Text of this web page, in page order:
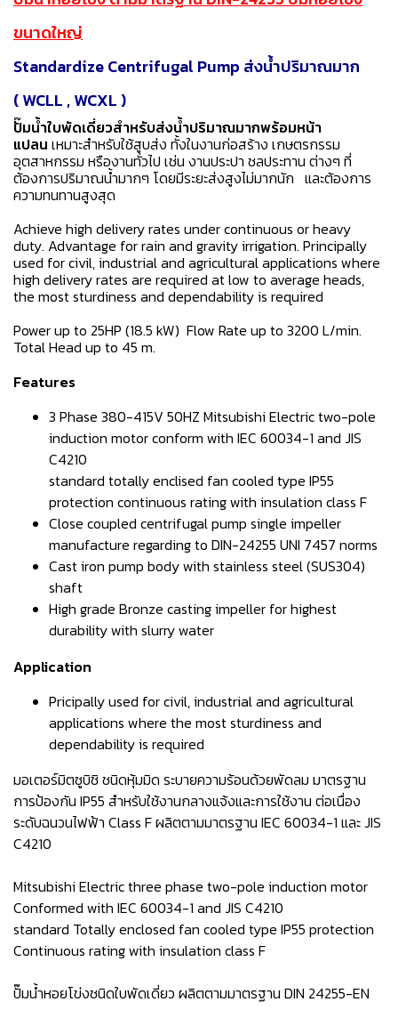
ขนาดใหญ่
Standardize Centrifugal Pump ส่งน้ำปริมาณมาก
( WCLL , WCXL )
ปั๊มน้ำใบพัดเดี่ยวสำหรับส่งน้ำปริมาณมากพร้อมหน้า
แปลน เหมาะสำหรับใช้สูบส่ง ทั้งในงานก่อสร้าง เกษตรกรรม
อุตสาหกรรม หรืองานทั่วไป เช่น งานประปา ชลประทาน ต่างๆ ที่
ต้องการปริมาณน้ำมากๆ โดยมีระยะส่งสูงไม่มากนัก และต้องการ
ความทนทานสูงสุด
Achieve high delivery rates under continuous or heavy
duty. Advantage for rain and gravity irrigation. Principally
used for civil, industrial and agricultural applications where
high delivery rates are required at low to average heads,
the most sturdiness and dependability is required
Power up to 25HP (18.5 kW) Flow Rate up to 3200 L/min.
Total Head up to 45 m.
Features
3 Phase 380-415V 50HZ Mitsubishi Electric two-pole
induction motor conform with IEC 60034-1 and JIS
C4210
standard totally enclised fan cooled type IP55
protection continuous rating with insulation class F
Close coupled centrifugal pump single impeller
manufacture regarding to DIN-24255 UNI 7457 norms
Cast iron pump body with stainless steel (SUS304)
shaft
High grade Bronze casting impeller for highest
durability with slurry water
Application
Pricipally used for civil, industrial and agricultural
applications where the most sturdiness and
dependability is required
มอเตอร์มิตซูบิชิ ชนิดหุ้มมิด ระบายความร้อนด้วยพัดลม มาตรฐาน
การป้องกัน IP55 สำหรับใช้งานกลางแจ้งและการใช้งาน ต่อเนื่อง
ระดับฉนวนไฟฟ้า Class F ผลิตตามมาตรฐาน IEC 60034-1 และ JIS
C4210
Mitsubishi Electric three phase two-pole induction motor
Conformed with IEC 60034-1 and JIS C4210
standard Totally enclosed fan cooled type IP55 protection
Continuous rating with insulation class F
ปั๊มน้ำหอยโข่งชนิดใบพัดเดี่ยว ผลิตตามมาตรฐาน DIN 24255-EN